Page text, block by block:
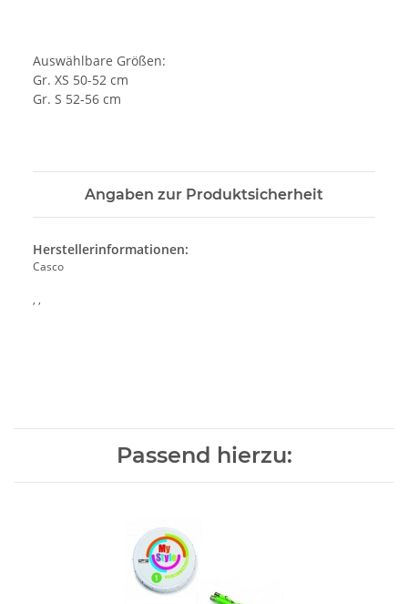
Auswählbare Größen:
Gr. XS 50-52 cm
Gr. S 52-56 cm
Angaben zur Produktsicherheit
Herstellerinformationen:
Casco
, ,
Passend hierzu: